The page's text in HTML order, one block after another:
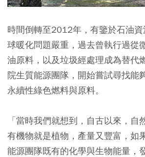
時間倒轉至2012年，有鑒於石油
球暖化問題嚴重，過去曾執行過從
油原料，以及垃圾經處理成為替代
院生質能源團隊，開始嘗試尋找能
永續性綠色燃料與原料。
「當時我們就想到，自古以來，自
有機物就是植物，產量又豐富，如
能源團隊既有的化學與生物能量，